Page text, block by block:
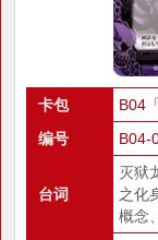
卡包
B04
编号
B04-
台词
灭狱
之化
概念